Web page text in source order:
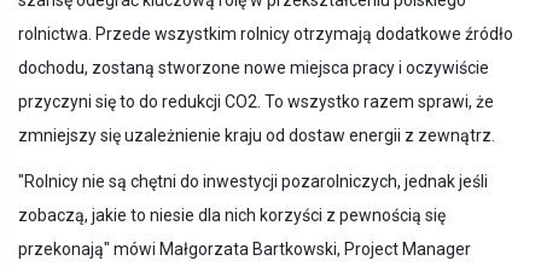
rolnictwa. Przede wszystkim rolnicy otrzymają dodatkowe źródło
dochodu, zostaną stworzone nowe miejsca pracy i oczywiście
przyczyni się to do redukcji CO2. To wszystko razem sprawi, że
zmniejszy się uzależnienie kraju od dostaw energii z zewnątrz.
"Rolnicy nie są chętni do inwestycji pozarolniczych, jednak jeśli
zobaczą, jakie to niesie dla nich korzyści z pewnością się
przekonają" mówi Małgorzata Bartkowski, Project Manager